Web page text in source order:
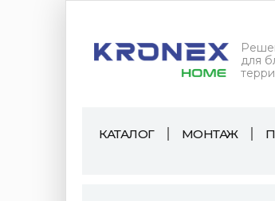
для
КАТАЛОГ МОНТАЖ